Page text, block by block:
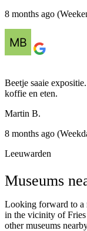
8 months ago
Beetje saaie
koffie en eten.
Martin B.
8 months ago
Leeuwarden
Museums
Looking forward to a
in the vicinity of
other museums